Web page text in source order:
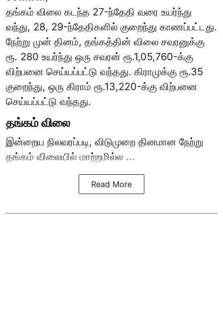
தங்கம் விலை கடந்த 27-ந்தேதி வரை உயர்ந்து
வந்து, 28, 29-ந்தேதிகளில் குறைந்து காணப்பட்டது.
நேற்று முன் தினம், தங்கத்தின் விலை சவரனுக்கு
ரூ. 280 உயர்ந்து ஒரு சவரன் ரூ.1,05,760-க்கு
விற்பனை செய்யப்பட்டு வந்தது. கிராமுக்கு ரூ.35
குறைந்து, ஒரு கிராம் ரூ.13,220-க்கு விற்பனை
செய்யப்பட்டு வந்தது.
தங்கம் விலை
இன்றைய நிலவரப்படி, விடுமுறை தினமான நேற்று
தங்கம் விலையில் மாற்றமில்ல ...
Read More